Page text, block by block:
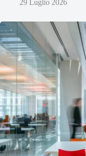
29 Luglio 2026